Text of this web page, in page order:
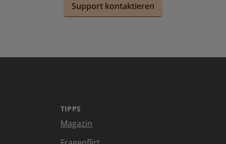
Support kontaktieren
TIPPS
Magazin